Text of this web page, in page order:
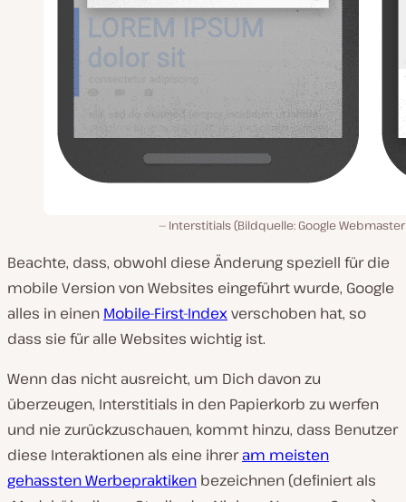
Interstitials (Bildquelle: Google Webmaster
Beachte, dass, obwohl diese Änderung speziell für die
mobile Version von Websites eingeführt wurde, Google
alles in einen Mobile-First-Indexverschoben hat, so
dass sie für alle Websites wichtig ist.
Wenn das nicht ausreicht, um Dich davon zu
überzeugen, Interstitials in den Papierkorb zu werfen
und nie zurückzuschauen, kommt hinzu, dass Benutzer
diese Interaktionen als eine ihreram meisten
gehassten Werbepraktiken bezeichnen (definiert als